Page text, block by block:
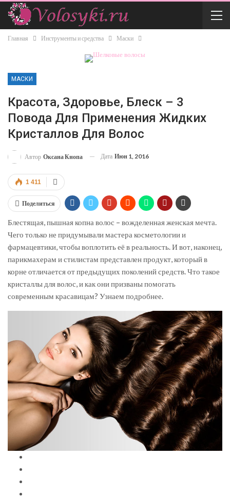
Главная Инструменты и средства Маски
МАСКИ
Красота, Здоровье, Блеск – 3
Повода Для Применения Жидких
Кристаллов Для Волос
Автор Оксана Кнопа Дата Июн 1, 2016
1 411
Поделиться
Блестящая, пышная копна волос – вожделенная женская мечта.
Чего только не придумывали мастера косметологии и
фармацевтики, чтобы воплотить её в реальность. И вот, наконец,
парикмахерам и стилистам представлен продукт, который в
корне отличается от предыдущих поколений средств. Что такое
кристаллы для волос, и как они призваны помогать
современным красавицам? Узнаем подробнее.